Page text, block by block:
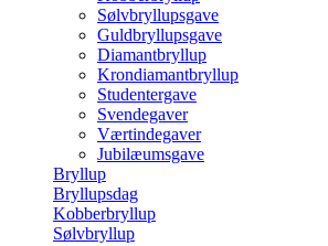
Sølvbryllupsgave
Guldbryllupsgave
Diamantbryllup
Krondiamantbryllup
Studentergave
Svendegaver
Værtindegaver
Jubilæumsgave
Bryllup
Bryllupsdag
Kobberbryllup
Sølvbryllup